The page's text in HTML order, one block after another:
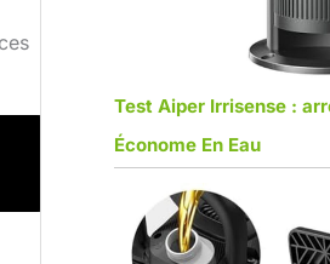
Test Aiper Irrisense :
Économe En Eau